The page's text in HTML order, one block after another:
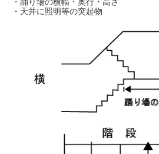
・天井に照明等の突起物